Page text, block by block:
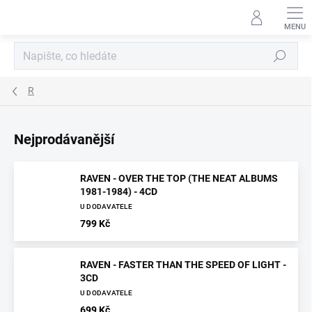
Hledat
R
Nejprodávanější
RAVEN - OVER THE TOP (THE NEAT ALBUMS
1981-1984) - 4CD
U DODAVATELE
799 Kč
RAVEN - FASTER THAN THE SPEED OF LIGHT -
3CD
U DODAVATELE